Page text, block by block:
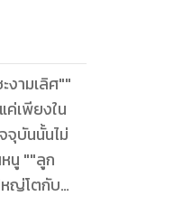
งามเลิศ""
ค่เพียงใน
จุบันนั้นไม่
นู ""ลูก
หญ่โตกับ
อกพูนมา